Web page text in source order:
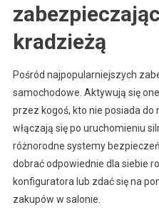
kradzieżą
Pośród najpopularniejszych
samochodowe. Aktywują się
przez kogoś, kto nie posiada do
włączają się po uruchomieniu
różnorodne systemy
dobrać odpowiednie dla siebie
konfiguratora lub zdać się na
zakupów w salonie.